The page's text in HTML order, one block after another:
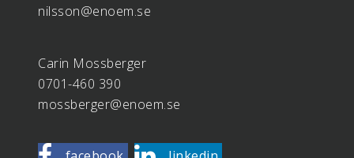
nilsson@enoem.se
Carin Mossberger
0701-460 390
mossberger@enoem.se